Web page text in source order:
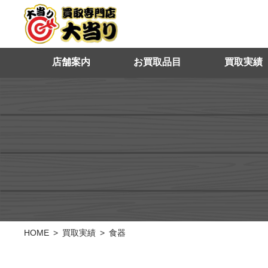
店舗案内 お買取品目 買取実績
HOME 買取実績 食器